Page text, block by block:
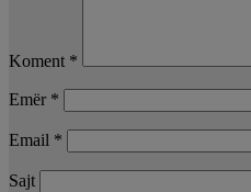
Koment *
Emër *
Email *
Sajt